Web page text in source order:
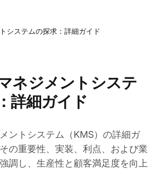
システムの探求：詳細ガイド
ネジメントシステ
詳細ガイド
ントシステム（KMS）の詳細ガ
の重要性、実装、利点、および業
調し、生産性と顧客満足度を向上